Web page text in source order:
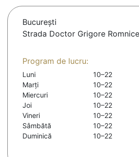
Bucureşti
Strada Doctor Grigore
Program de lucru:
Luni
10–22
Marți
10–22
Miercuri
10–22
Joi
10–22
Vineri
10–22
Sâmbătă
10–22
Duminică
10–22